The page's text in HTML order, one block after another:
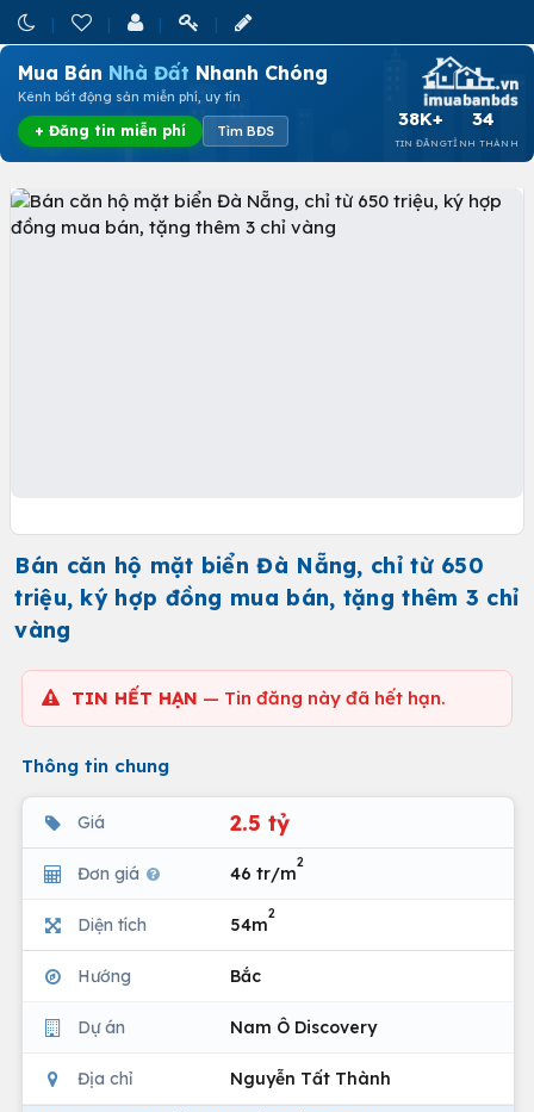
Mua Bán Nhà Đất Nhanh Chóng
Kênh bất động sản miễn phí, uy tín
+ Đăng tin miễn phí Tìm BĐS
38K+
TIN ĐĂNG
34
TỈNH THÀNH
Bán căn hộ mặt biển Đà Nẵng, chỉ từ 650
triệu, ký hợp đồng mua bán, tặng thêm 3 chỉ
vàng
TIN HẾT HẠN — Tin đăng này đã hết hạn.
Thông tin chung
Giá 2.5 tỷ
Đơn giá 46 tr/m
2
Diện tích 54m
2
Hướng Bắc
Dự án Nam Ô Discovery
Địa chỉ Nguyễn Tất Thành